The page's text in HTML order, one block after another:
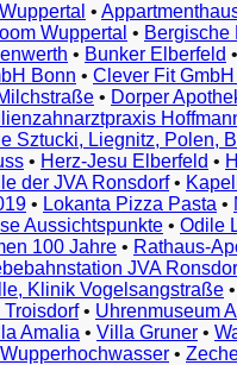
•
Wuppertal • Bergische
• Bunker Elberfeld •
Bonn • Clever Fit
• Dorper
Sztucki, Liegnitz, Polen,
• Herz-Jesu Elberfeld •
der JVA Ronsdorf•
• Lokanta Pizza Pasta •
Aussichtspunkte • Odile
100 Jahre • Rathaus-
JVA
Klinik Vogelsangstraße •
• Uhrenmuseum
Amalia • Villa Gruner •
Wupperhochwasser •